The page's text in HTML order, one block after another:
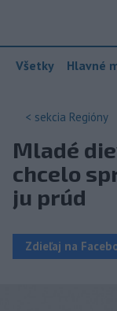
Všetky Hlavné
< sekcia Regióny
Mladé
chcelo
ju prúd
Zdieľaj na